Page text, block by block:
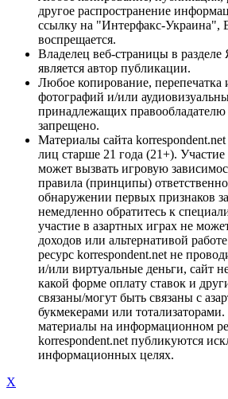
другое распространение
ссылку на "Интерфакс-Украина",
воспрещается.
Владелец веб-страницы в
является автор публикации.
Любое копирование, перепечатка
фотографий и/или
принадлежащих правообладателю
запрещено.
Материалы сайта
лиц старше 21 года (21+). Участие
может вызвать игровую
правила (принципы)
обнаружении первых признаков
немедленно обратитесь к
участие в азартных играх не
доходов или альтернативой
ресурс korrespondent.net не
и/или виртуальные деньги, сайт
какой форме оплату ставок и
связаны/могут быть связаны с
букмекерами или
материалы на информационном
korrespondent.net публикуются
информационных целях.
X